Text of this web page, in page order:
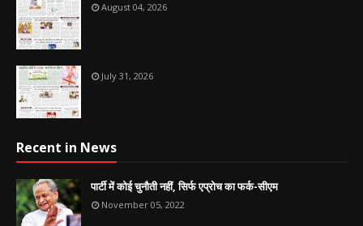
August 04, 2026
July 31, 2026
Recent in News
पार्टी में कोई चुनौती नहीं, सिर्फ एप्रोच का फर्क-सीएम
November 05, 2022